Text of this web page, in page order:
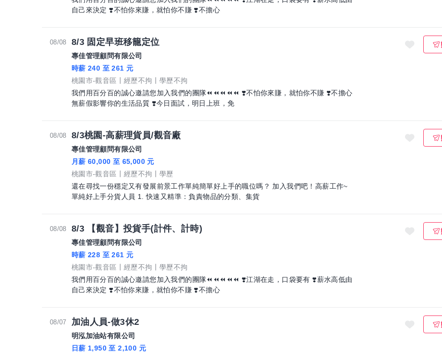
自己來決定 ❣️不怕你來賺，就怕你不賺 ❣️不擔心
08/08 8/3 固定早班移籠定位
專佳管理顧問有限公司
時薪 240 至 261 元
桃園市-觀音區
經歷不拘
學歷不拘
我們用百分百的誠心邀請您加入我們的團隊⏪⏪⏪⏪⏪ ❣️不怕你來賺，就怕你不賺 ❣️不擔心
無薪假影響你的生活品質 ❣️今日面試，明日上班，免
08/08 8/3桃園-高薪理貨員/觀音廠
專佳管理顧問有限公司
月薪 60,000 至 65,000 元
桃園市-觀音區
經歷不拘
學歷
還在尋找一份穩定又有發展前景工作單純簡單好上手的職位嗎？ 加入我們吧！高薪工作~
單純好上手分貨人員 1. 快速又精準：負責物品的分類、集貨
08/08 8/3 【觀音】投貨手(計件、計時)
專佳管理顧問有限公司
時薪 228 至 261 元
桃園市-觀音區
經歷不拘
學歷不拘
我們用百分百的誠心邀請您加入我們的團隊⏪⏪⏪⏪⏪ ❣️江湖在走，口袋要有 ❣️薪水高低由
自己來決定 ❣️不怕你來賺，就怕你不賺 ❣️不擔心
08/07 加油人員-做3休2
明泓加油站有限公司
日薪 1,950 至 2,100 元